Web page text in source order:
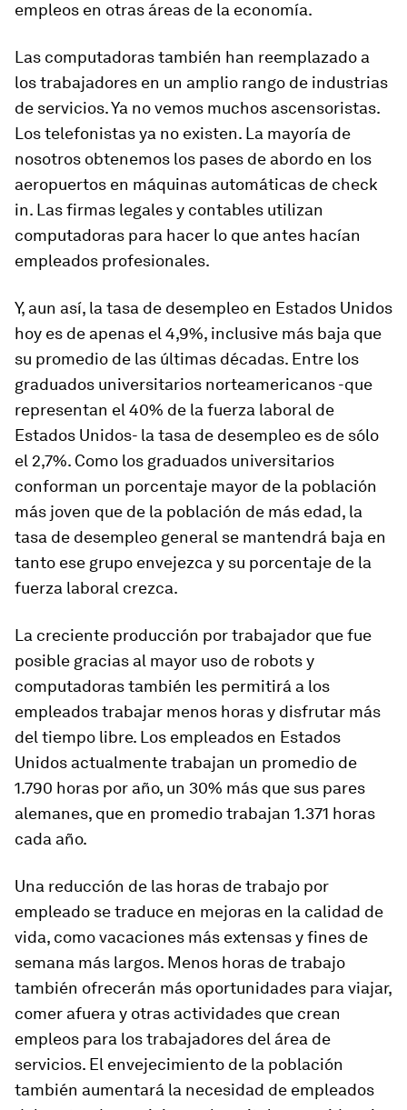
empleos en otras áreas de la economía.
Las computadoras también han reemplazado a
los trabajadores en un amplio rango de industrias
de servicios. Ya no vemos muchos ascensoristas.
Los telefonistas ya no existen. La mayoría de
nosotros obtenemos los pases de abordo en los
aeropuertos en máquinas automáticas de check
in. Las firmas legales y contables utilizan
computadoras para hacer lo que antes hacían
empleados profesionales.
Y, aun así, la tasa de desempleo en Estados Unidos
hoy es de apenas el 4,9%, inclusive más baja que
su promedio de las últimas décadas. Entre los
graduados universitarios norteamericanos -que
representan el 40% de la fuerza laboral de
Estados Unidos- la tasa de desempleo es de sólo
el 2,7%. Como los graduados universitarios
conforman un porcentaje mayor de la población
más joven que de la población de más edad, la
tasa de desempleo general se mantendrá baja en
tanto ese grupo envejezca y su porcentaje de la
fuerza laboral crezca.
La creciente producción por trabajador que fue
posible gracias al mayor uso de robots y
computadoras también les permitirá a los
empleados trabajar menos horas y disfrutar más
del tiempo libre. Los empleados en Estados
Unidos actualmente trabajan un promedio de
1.790 horas por año, un 30% más que sus pares
alemanes, que en promedio trabajan 1.371 horas
cada año.
Una reducción de las horas de trabajo por
empleado se traduce en mejoras en la calidad de
vida, como vacaciones más extensas y fines de
semana más largos. Menos horas de trabajo
también ofrecerán más oportunidades para viajar,
comer afuera y otras actividades que crean
empleos para los trabajadores del área de
servicios. El envejecimiento de la población
también aumentará la necesidad de empleados